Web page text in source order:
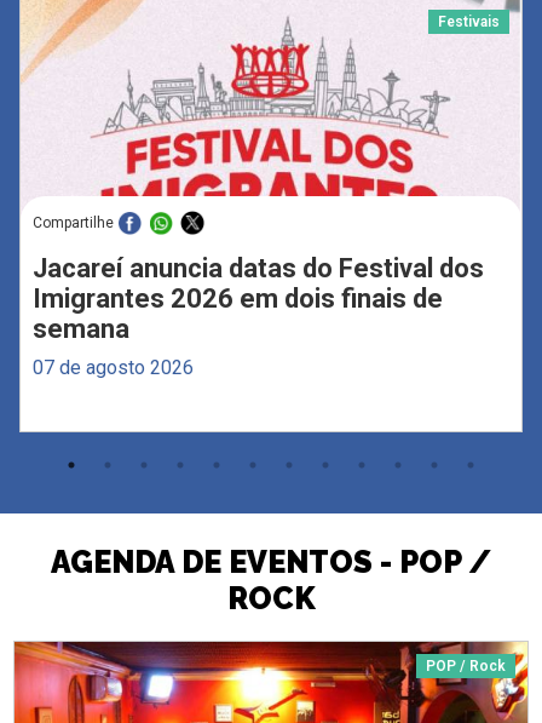
Festivais
Compartilhe
Jacareí anuncia datas do Festival dos
Imigrantes 2026 em dois finais de
semana
07 de agosto 2026
AGENDA DE EVENTOS - POP /
ROCK
POP / Rock